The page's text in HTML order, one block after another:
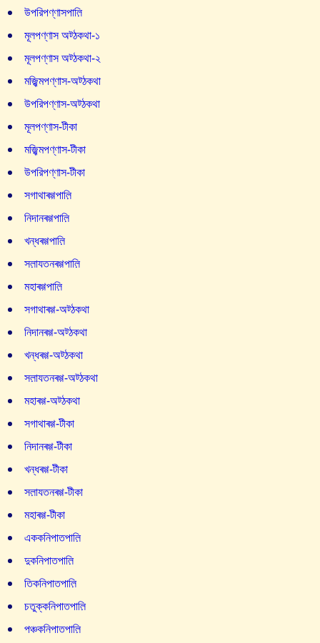
উপরিপণ্ণাসপাল়ি
মূলপণ্ণাস অট্ঠকথা-১
মূলপণ্ণাস অট্ঠকথা-২
মজ্ঝিমপণ্ণাস-অট্ঠকথা
উপরিপণ্ণাস-অট্ঠকথা
মূলপণ্ণাস-টীকা
মজ্ঝিমপণ্ণাস-টীকা
উপরিপণ্ণাস-টীকা
সগাথাৰগ্গপাল়ি
নিদানৰগ্গপাল়ি
খন্ধৰগ্গপাল়ি
সল়াযতনৰগ্গপাল়ি
মহাৰগ্গপাল়ি
সগাথাৰগ্গ-অট্ঠকথা
নিদানৰগ্গ-অট্ঠকথা
খন্ধৰগ্গ-অট্ঠকথা
সল়াযতনৰগ্গ-অট্ঠকথা
মহাৰগ্গ-অট্ঠকথা
সগাথাৰগ্গ-টীকা
নিদানৰগ্গ-টীকা
খন্ধৰগ্গ-টীকা
সল়াযতনৰগ্গ-টীকা
মহাৰগ্গ-টীকা
এককনিপাতপাল়ি
দুকনিপাতপাল়ি
তিকনিপাতপাল়ি
চতুক্কনিপাতপাল়ি
পঞ্চকনিপাতপাল়ি